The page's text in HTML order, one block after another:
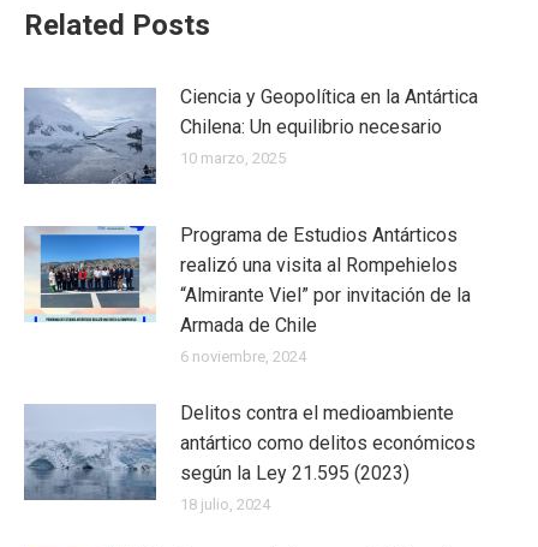
Related Posts
Ciencia y Geopolítica en la Antártica
Chilena: Un equilibrio necesario
10 marzo, 2025
Programa de Estudios Antárticos
realizó una visita al Rompehielos
“Almirante Viel” por invitación de la
Armada de Chile
6 noviembre, 2024
Delitos contra el medioambiente
antártico como delitos económicos
según la Ley 21.595 (2023)
18 julio, 2024